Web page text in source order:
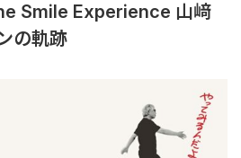
Smile Experience 山﨑
の軌跡